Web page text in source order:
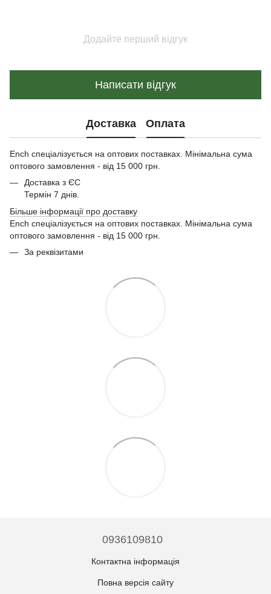
Додайте перший відгук
Написати відгук
Доставка Оплата
Ench спеціалізується на оптових поставках. Мінімальна сума
оптового замовлення - від 15 000 грн.
Доставка з ЄС
Термін 7 днів.
Більше інформації про доставку
Ench спеціалізується на оптових поставках. Мінімальна сума
оптового замовлення - від 15 000 грн.
За реквізитами
0936109810
Контактна інформація
Повна версія сайту